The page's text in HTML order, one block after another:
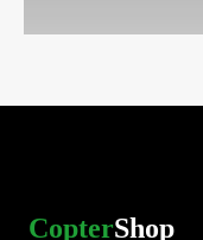
CopterShop